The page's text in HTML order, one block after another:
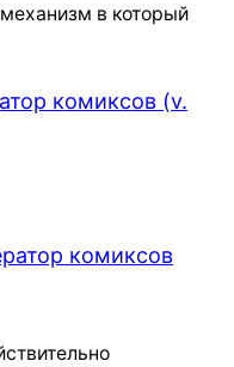
в который
комиксов (v.
комиксов